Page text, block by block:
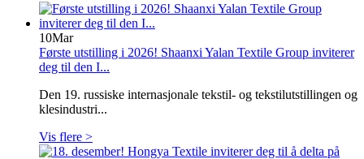
10Mar
Første utstilling i 2026! Shaanxi Yalan Textile Group inviterer
deg til den I...
Den 19. russiske internasjonale tekstil- og tekstilutstillingen og
klesindustri...
Vis flere >